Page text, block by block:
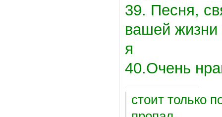
39. Песня,
вашей
я
40.Очень
стоит только